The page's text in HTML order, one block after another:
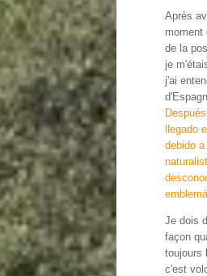
Après
moment
de la
je
j'ai
llegado
debido
Je dois
façon
toujours
c'est